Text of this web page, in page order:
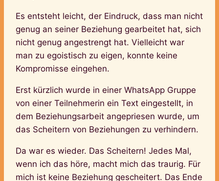
Es entsteht leicht, der Eindruck, dass man nicht
genug an seiner Beziehung gearbeitet hat, sich
nicht genug angestrengt hat. Vielleicht war
man zu egoistisch zu eigen, konnte keine
Kompromisse eingehen.
Erst kürzlich wurde in einer WhatsApp Gruppe
von einer Teilnehmerin ein Text eingestellt, in
dem Beziehungsarbeit angepriesen wurde, um
das Scheitern von Beziehungen zu verhindern.
Da war es wieder. Das Scheitern! Jedes Mal,
wenn ich das höre, macht mich das traurig. Für
mich ist keine Beziehung gescheitert. Das Ende